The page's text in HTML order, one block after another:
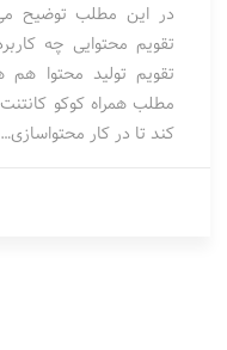
در این مطلب توضیح
تقویم محتوایی چه
تقویم تولید محتوا
مطلب همراه کوکو
کند تا در کار محتواسازی…